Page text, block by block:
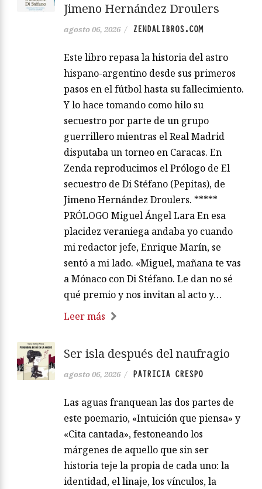
Jimeno Hernández Droulers
agosto 06, 2026 / ZENDALIBROS.COM
Este libro repasa la historia del astro
hispano-argentino desde sus primeros
pasos en el fútbol hasta su fallecimiento.
Y lo hace tomando como hilo su
secuestro por parte de un grupo
guerrillero mientras el Real Madrid
disputaba un torneo en Caracas. En
Zenda reproducimos el Prólogo de El
secuestro de Di Stéfano (Pepitas), de
Jimeno Hernández Droulers. *****
PRÓLOGO Miguel Ángel Lara En esa
placidez veraniega andaba yo cuando
mi redactor jefe, Enrique Marín, se
sentó a mi lado. «Miguel, mañana te vas
a Mónaco con Di Stéfano. Le dan no sé
qué premio y nos invitan al acto y…
Leer más
Ser isla después del naufragio
agosto 06, 2026 / PATRICIA CRESPO
Las aguas franquean las dos partes de
este poemario, «Intuición que piensa» y
«Cita cantada», festoneando los
márgenes de aquello que sin ser
historia teje la propia de cada uno: la
identidad, el linaje, los vínculos, la